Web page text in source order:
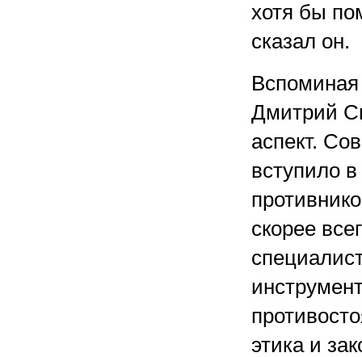
хотя бы
сказал он.
Дмитрий
аспект.
вступило
скорее
этика и